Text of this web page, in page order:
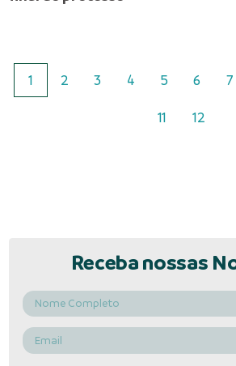
1 2 3 4 5 6 7
11 12
Receba nossas